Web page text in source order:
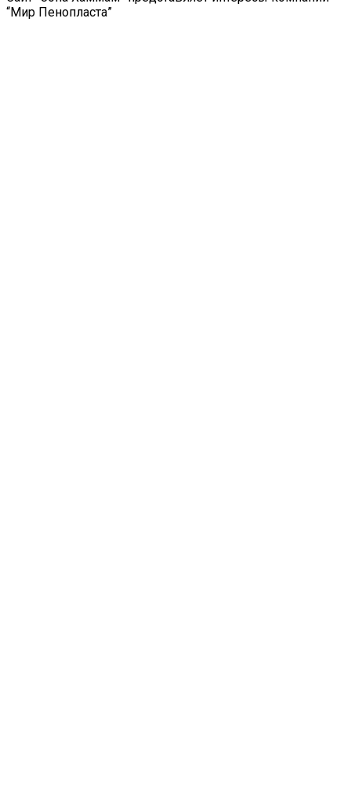
“Мир Пенопласта”